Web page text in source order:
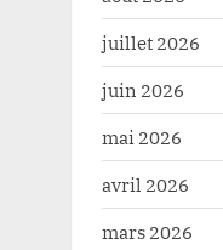
juillet 2026
juin 2026
mai 2026
avril 2026
mars 2026